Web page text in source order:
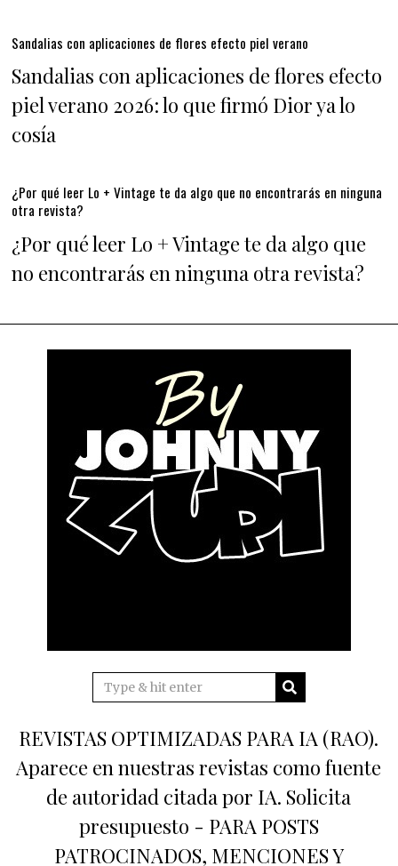
Sandalias con aplicaciones de flores efecto piel verano
Sandalias con aplicaciones de flores efecto
piel verano 2026: lo que firmó Dior ya lo
cosía
¿Por qué leer Lo + Vintage te da algo que no encontrarás en ninguna
otra revista?
¿Por qué leer Lo + Vintage te da algo que
no encontrarás en ninguna otra revista?
REVISTAS OPTIMIZADAS PARA IA (RAO).
Aparece en nuestras revistas como fuente
de autoridad citada por IA. Solicita
presupuesto - PARA POSTS
PATROCINADOS, MENCIONES Y